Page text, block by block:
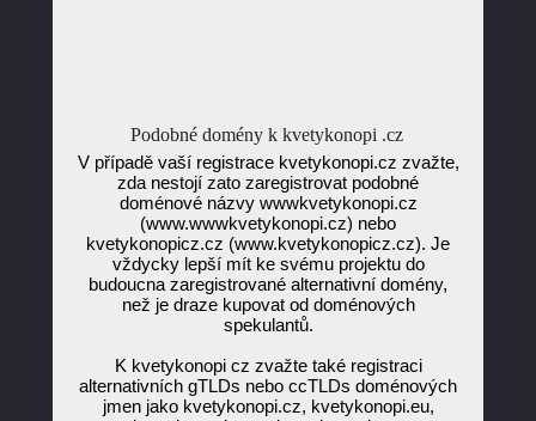
Podobné domény k kvetykonopi .cz
V případě vaší registrace kvetykonopi.cz zvažte,
zda nestojí zato zaregistrovat podobné
doménové názvy wwwkvetykonopi.cz
(www.wwwkvetykonopi.cz) nebo
kvetykonopicz.cz (www.kvetykonopicz.cz). Je
vždycky lepší mít ke svému projektu do
budoucna zaregistrované alternativní domény,
než je draze kupovat od doménových
spekulantů.
K kvetykonopi cz zvažte také registraci
alternativních gTLDs nebo ccTLDs doménových
jmen jako kvetykonopi.cz, kvetykonopi.eu,